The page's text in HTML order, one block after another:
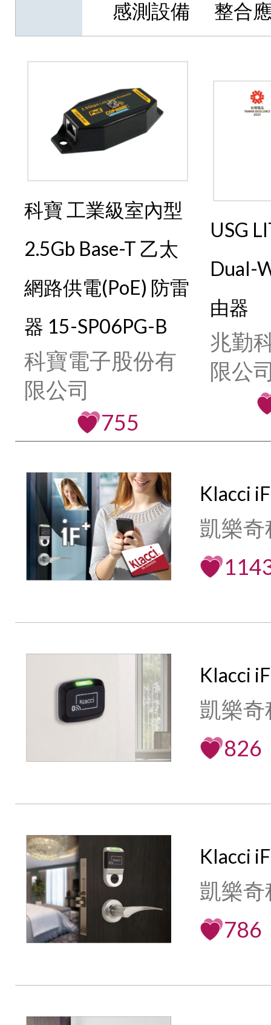
感測設備 整合
科寶 工業級室內型
2.5Gb Base-T 乙太
網路供電(PoE) 防雷
器 15-SP06PG-B
科寶電子股份有
限公司
755
USG
Dual-
由器
兆勤
限公
Klacci
凱樂
Klacci
凱樂
826
Klacci
凱樂
786